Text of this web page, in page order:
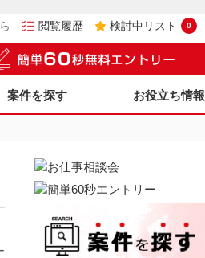
閲覧履歴 検討中リスト 0
案件を探す お役立ち情報